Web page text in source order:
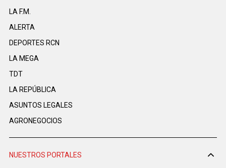
LA F.M.
ALERTA
DEPORTES RCN
LA MEGA
TDT
LA REPÚBLICA
ASUNTOS LEGALES
AGRONEGOCIOS
NUESTROS PORTALES